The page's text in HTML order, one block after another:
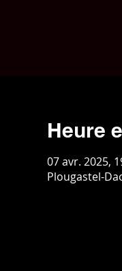
Heure
07 avr. 2025,
Plougastel-